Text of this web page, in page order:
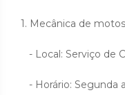
1. Mecânica de motos
- Local: Serviço de
- Horário: Segunda